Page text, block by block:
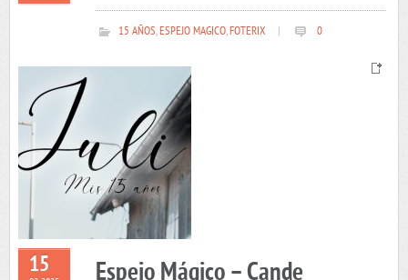
15 AÑOS,ESPEJO MAGICO,FOTERIX 0
15 Espejo Mágico – Cande